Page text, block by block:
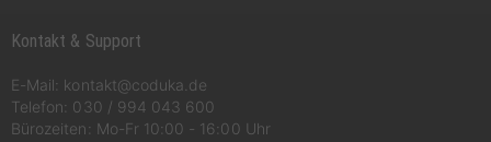
Kontakt & Support
E-Mail: kontakt@coduka.de
Telefon: 030 / 994 043 600
Bürozeiten: Mo-Fr 10:00 - 16:00 Uhr